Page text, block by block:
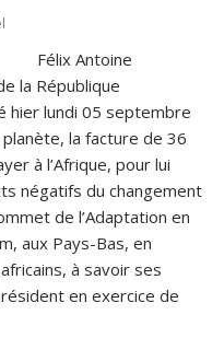
Félix Antoine
la République
hier lundi 05 septembre
la facture de 36
à l’Afrique, pour lui
négatifs du changement
de l’Adaptation en
aux Pays-Bas, en
à savoir ses
en exercice de